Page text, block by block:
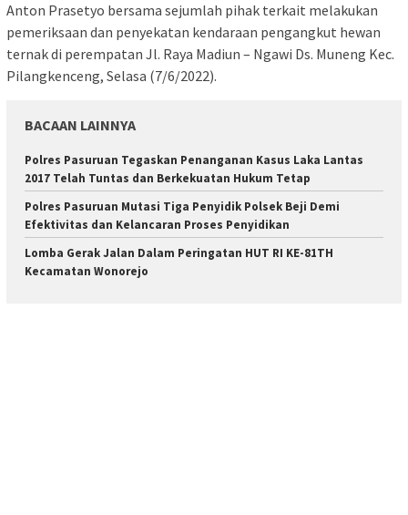
Anton Prasetyo bersama sejumlah pihak terkait melakukan
pemeriksaan dan penyekatan kendaraan pengangkut hewan
ternak di perempatan Jl. Raya Madiun – Ngawi Ds. Muneng Kec.
Pilangkenceng, Selasa (7/6/2022).
BACAAN LAINNYA
Polres Pasuruan Tegaskan Penanganan Kasus Laka Lantas
2017 Telah Tuntas dan Berkekuatan Hukum Tetap
Polres Pasuruan Mutasi Tiga Penyidik Polsek Beji Demi
Efektivitas dan Kelancaran Proses Penyidikan
Lomba Gerak Jalan Dalam Peringatan HUT RI KE-81TH
Kecamatan Wonorejo